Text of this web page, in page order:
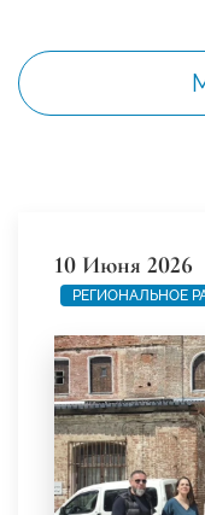
10 Июня 2026
РЕГИОНАЛЬНОЕ